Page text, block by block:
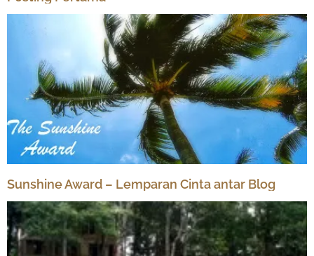
Sunshine Award – Lemparan Cinta antar Blog